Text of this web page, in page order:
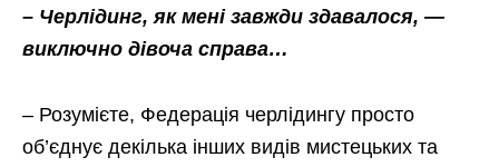
– Черлідинг, як мені завжди здавалося, —
виключно дівоча справа…
– Розумієте, Федерація черлідингу просто
об’єднує декілька інших видів мистецьких та